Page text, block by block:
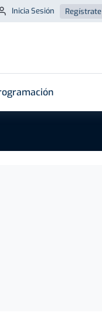
Inicia Sesión Regístrate